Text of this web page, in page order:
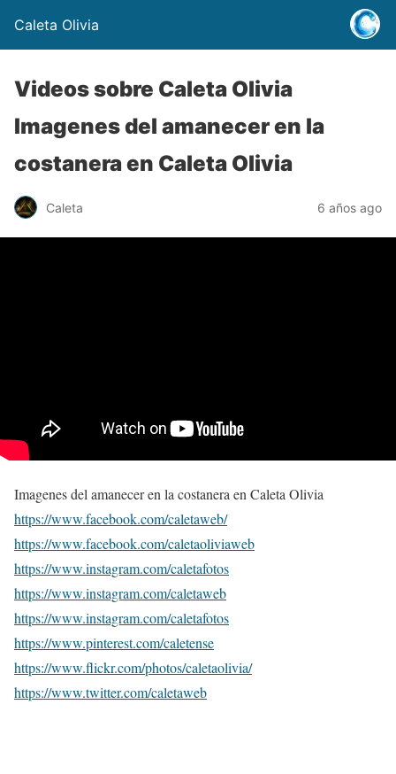
Caleta Olivia
Videos sobre Caleta Olivia
Imagenes del amanecer en la
costanera en Caleta Olivia
Caleta 6 años ago
Imagenes del amanecer en la costanera en Caleta Olivia
https://www.facebook.com/caletaweb/
https://www.facebook.com/caletaoliviaweb
https://www.instagram.com/caletafotos
https://www.instagram.com/caletaweb
https://www.instagram.com/caletafotos
https://www.pinterest.com/caletense
https://www.flickr.com/photos/caletaolivia/
https://www.twitter.com/caletaweb